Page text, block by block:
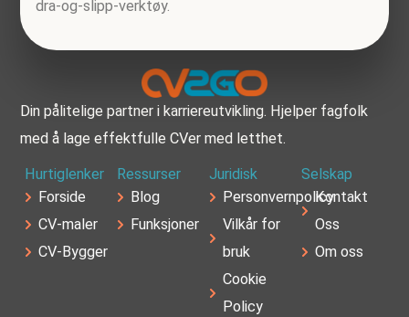
dra‑og‑slipp‑verktøy.
Din pålitelige partner i karriereutvikling. Hjelper fagfolk
med å lage effektfulle CVer med letthet.
Hurtiglenker
Forside
CV-maler
CV‑Bygger
Ressurser
Blog
Funksjoner
Juridisk
Personvernpolicy
Vilkår for
bruk
Cookie
Policy
Selskap
Kontakt
Oss
Om oss